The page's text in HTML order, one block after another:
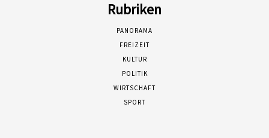
Rubriken
PANORAMA
FREIZEIT
KULTUR
POLITIK
WIRTSCHAFT
SPORT